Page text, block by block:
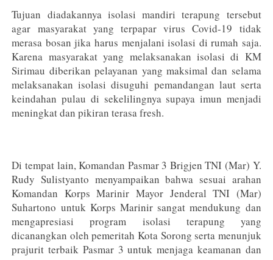
Tujuan diadakannya isolasi mandiri terapung tersebut
agar masyarakat yang terpapar virus Covid-19 tidak
merasa bosan jika harus menjalani isolasi di rumah saja.
Karena masyarakat yang melaksanakan isolasi di KM
Sirimau diberikan pelayanan yang maksimal dan selama
melaksanakan isolasi disuguhi pemandangan laut serta
keindahan pulau di sekelilingnya supaya imun menjadi
meningkat dan pikiran terasa fresh.
Di tempat lain, Komandan Pasmar 3 Brigjen TNI (Mar) Y.
Rudy Sulistyanto menyampaikan bahwa sesuai arahan
Komandan Korps Marinir Mayor Jenderal TNI (Mar)
Suhartono untuk Korps Marinir sangat mendukung dan
mengapresiasi program isolasi terapung yang
dicanangkan oleh pemeritah Kota Sorong serta menunjuk
prajurit terbaik Pasmar 3 untuk menjaga keamanan dan